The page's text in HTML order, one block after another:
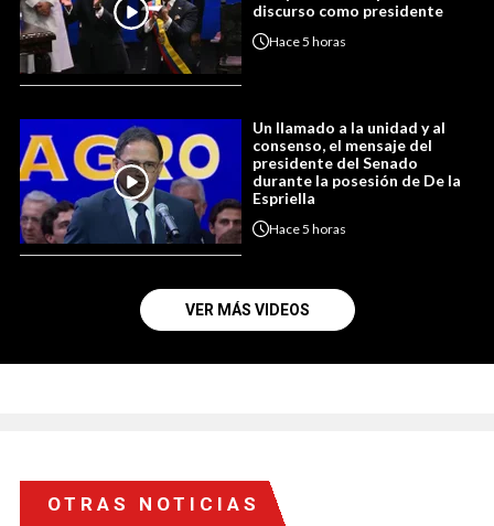
discurso como presidente
Hace5 horas
Un llamado a la unidad y al
consenso, el mensaje del
presidente del Senado
durante la posesión de De la
Espriella
Hace5 horas
VER MÁS VIDEOS
OTRAS NOTICIAS